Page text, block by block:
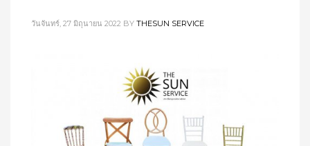
วันจันทร์, 27 มิถุนายน 2022 BY THESUN SERVICE